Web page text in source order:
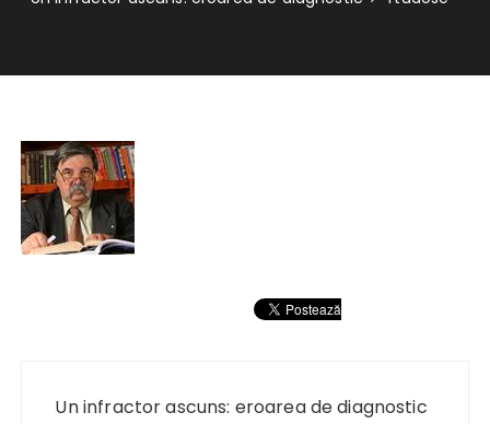
Un infractor ascuns: eroarea de diagnostic